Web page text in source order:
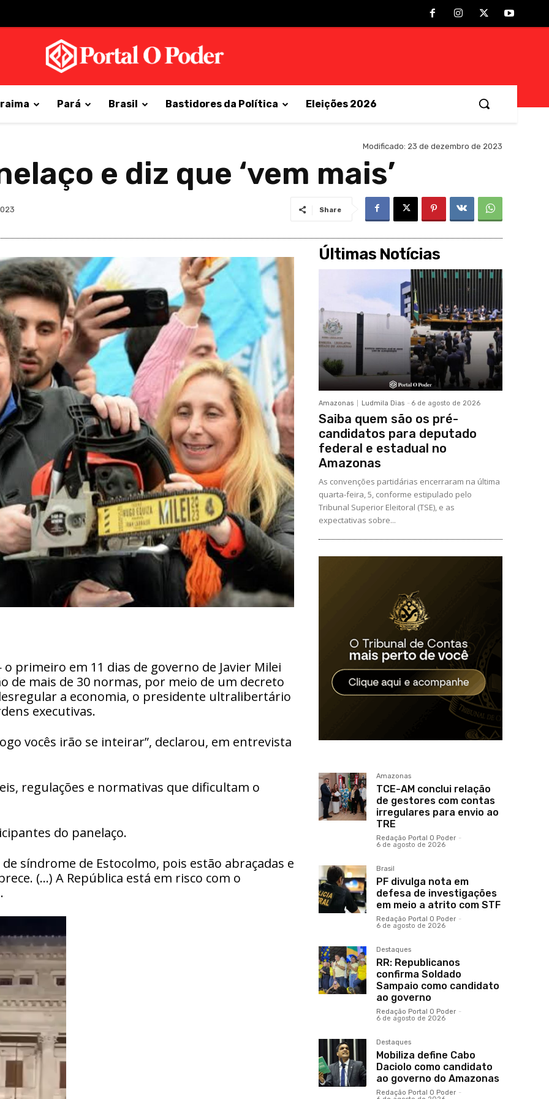
Pará Brasil Bastidores da Política Eleições 2026
Modificado: 23 de dezembro de 2023
e diz que ‘vem mais’
Share
primeiro em 11 dias de governo de Javier Milei
de mais de 30 normas, por meio de um decreto
a economia, o presidente ultralibertário
executivas.
vocês irão se inteirar”, declarou, em entrevista
regulações e normativas que dificultam o
do panelaço.
síndrome de Estocolmo, pois estão abraçadas e
(…) A República está em risco com o
Últimas Notícias
Amazonas Ludmila Dias - 6 de agosto de 2026
Saiba quem são os pré-
candidatos para deputado
federal e estadual no
Amazonas
As convenções partidárias encerraram na última
quarta-feira, 5, conforme estipulado pelo
Tribunal Superior Eleitoral (TSE), e as
expectativas sobre...
Amazonas
TCE-AM conclui relação
de gestores com contas
irregulares para envio ao
TRE
Redação Portal O Poder -
6 de agosto de 2026
Brasil
PF divulga nota em
defesa de investigações
em meio a atrito com STF
Redação Portal O Poder -
6 de agosto de 2026
Destaques
RR: Republicanos
confirma Soldado
Sampaio como candidato
ao governo
Redação Portal O Poder -
6 de agosto de 2026
Destaques
Mobiliza define Cabo
Daciolo como candidato
ao governo do Amazonas
Redação Portal O Poder -